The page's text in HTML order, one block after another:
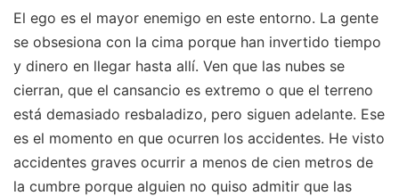
El ego es el mayor enemigo en este entorno. La gente
se obsesiona con la cima porque han invertido tiempo
y dinero en llegar hasta allí. Ven que las nubes se
cierran, que el cansancio es extremo o que el terreno
está demasiado resbaladizo, pero siguen adelante. Ese
es el momento en que ocurren los accidentes. He visto
accidentes graves ocurrir a menos de cien metros de
la cumbre porque alguien no quiso admitir que las